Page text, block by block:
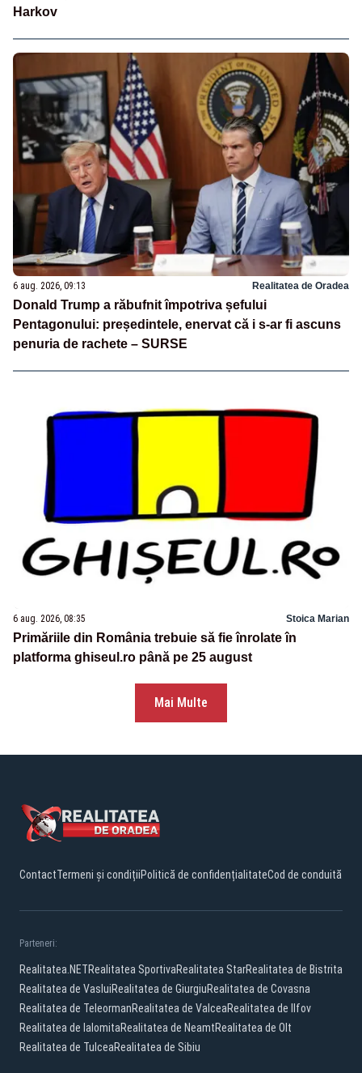
Harkov
6 aug. 2026, 09:13 Realitatea de Oradea
Donald Trump a răbufnit împotriva șefului
Pentagonului: președintele, enervat că i s-ar fi ascuns
penuria de rachete – SURSE
6 aug. 2026, 08:35 Stoica Marian
Primăriile din România trebuie să fie înrolate în
platforma ghiseul.ro până pe 25 august
Mai Multe
ContactTermeni și condițiiPolitică de confidențialitateCod de conduită
Parteneri:
Realitatea.NETRealitatea SportivaRealitatea StarRealitatea de Bistrita
Realitatea de VasluiRealitatea de GiurgiuRealitatea de Covasna
Realitatea de TeleormanRealitatea de ValceaRealitatea de Ilfov
Realitatea de IalomitaRealitatea de NeamtRealitatea de Olt
Realitatea de TulceaRealitatea de Sibiu